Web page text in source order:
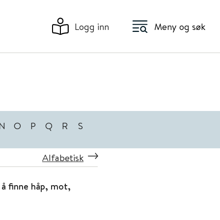
Logg inn Meny og søk
O P Q R S
Alfabetisk
finne håp, mot,